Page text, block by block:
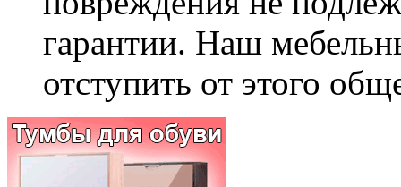
гарантии. Наш
отступить от этого